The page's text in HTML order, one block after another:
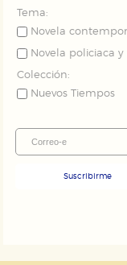
Tema:
Novela
Novela policiaca
Colección:
Nuevos Tiempos
Suscribirme